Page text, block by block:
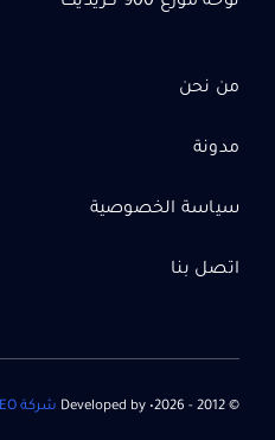
من نحن
مدونة
سياسة الخصوصية
اتصل بنا
© 2012 - 2026• Developed by شركة SEO